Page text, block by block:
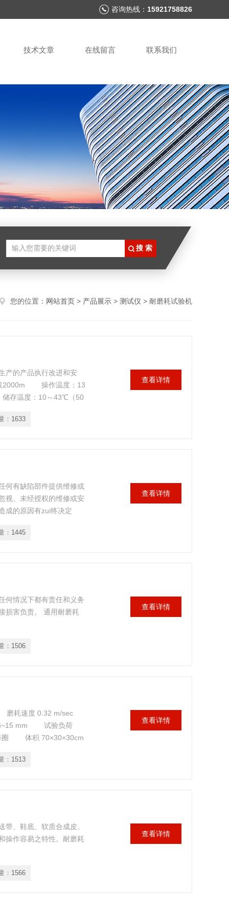
咨询热线： 15921758826
技术文章 在线留言 联系我们
您的位置： 网站首页 > 产品展示 > 测试仪 > 耐磨耗试验机
产的产品执行改进和安
操作温度：13
存温度：10～43℃（50
： 1633
查看详情
何有缺陷部件提供维修或
视、未经授权的维修或安
成的原因有zui终决定
： 1445
查看详情
何情况下都有责任和义务
损害负责。 通用耐磨耗
： 1506
查看详情
耗速度 0.32 m/sec
mm 试验负荷
圈 体积 70×30×30cm
： 1513
查看详情
、鞋底、软质合成皮、
操作容易之特性。耐磨耗
： 1566
查看详情